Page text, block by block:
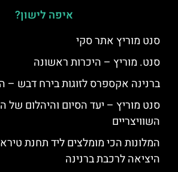
איפה לישון?
סנט מוריץ אתר סקי
סנט. מוריץ – היכרות ראשונה
ברנינה אקספרס לזוגות בירח דבש –
סנט מוריץ – יעד הסיום והיהלום של
השוויצריים
המלונות הכי מומלצים ליד תחנת
היציאה לרכבת ברנינה